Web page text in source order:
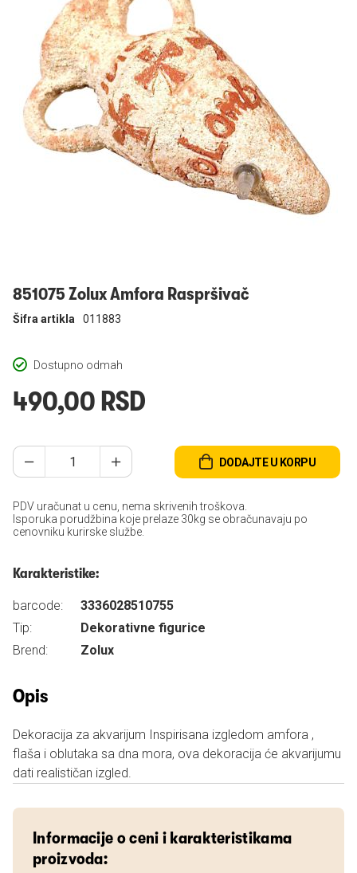
Prijavi se
851075 Zolux Amfora Raspršivač
Dostupno odmah
Šifra artikla 011883
490,00 RSD
DODAJTE U KORPU
PDV uračunat u cenu, nema skrivenih troškova.
Isporuka porudžbina koje prelaze 30kg se obračunavaju po
cenovniku kurirske službe.
Karakteristike:
barcode:
3336028510755
Tip:
Dekorativne figurice
Brend:
Zolux
Opis
Dekoracija za akvarijum Inspirisana izgledom amfora ,
flaša i oblutaka sa dna mora, ova dekoracija će akvarijumu
dati realističan izgled.
Informacije o ceni i karakteristikama
proizvoda: